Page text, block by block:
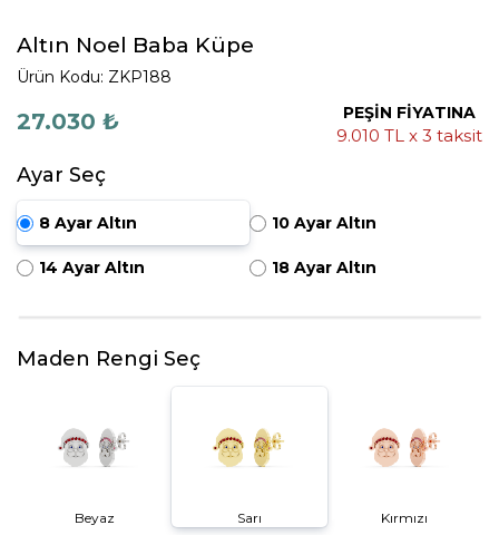
Altın Noel Baba Küpe
Ürün Kodu: ZKP188
27.030 ₺ PEŞİN FİYATINA
9.010 TL x 3 taksit
Ayar Seç
8 Ayar Altın 10 Ayar Altın
14 Ayar Altın 18 Ayar Altın
Maden Rengi Seç
Beyaz Sarı Kırmızı